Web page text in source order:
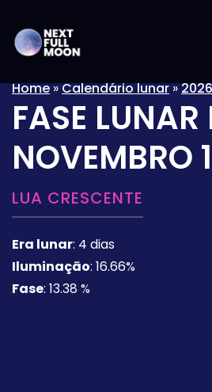
Home»Calendário lunar»2026
FASE LUNAR
NOVEMBRO
LUA CRESCENTE
Era lunar: 4 dias
Iluminação: 16.66%
Fase: 13.38 %